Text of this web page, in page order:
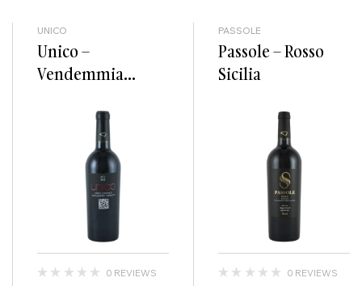
UNICO
Unico –
Vendemmia
0 REVIEWS
PASSOLE
Passole – Rosso
Sicilia
0 REVIEWS